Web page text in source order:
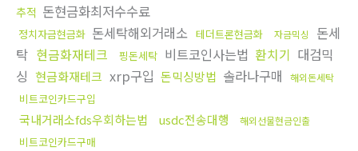
추적 돈현금화최저수수료
정치자금현금화 돈세탁해외거래소 테더트론현금화 자금믹싱
돈세
탁 현금화재테크 핑돈세탁 비트코인사는법 환치기 대검믹
싱 현금화재테크 xrp구입 돈믹싱방법 솔라나구매 해외돈세탁
비트코인카드구입
국내거래소fds우회하는법 usdc전송대행 해외선물현금인출
비트코인카드구매